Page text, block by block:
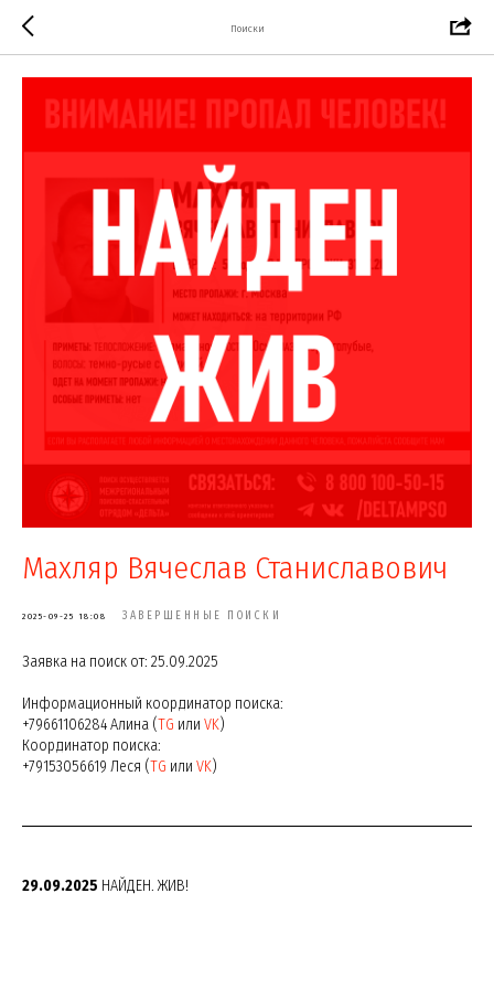
Поиски
Махляр Вячеслав Станиславович
2025-09-25 18:08 ЗАВЕРШЕННЫЕ ПОИСКИ
Заявка на поиск от: 25.09.2025
Информационный координатор поиска:
+79661106284 Алина (TG или VK)
Координатор поиска:
+79153056619 Леся (TG или VK)
29.09.2025 НАЙДЕН. ЖИВ!